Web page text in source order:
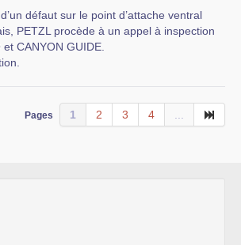
défaut sur le point d’attache ventral
PETZL procède à un appel à inspection
CANYON GUIDE.
Pages 1 2 3 4